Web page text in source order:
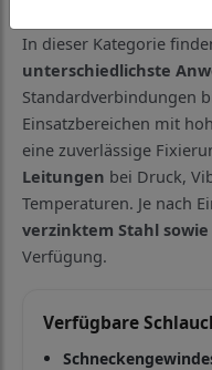
In dieser Kategorie
unterschiedlichste
Standardverbindungen
Einsatzbereichen mit
eine zuverlässige
Leitungen bei Druck,
Temperaturen. Je nach
verzinktem Stahl sowie
Verfügung.
Verfügbare